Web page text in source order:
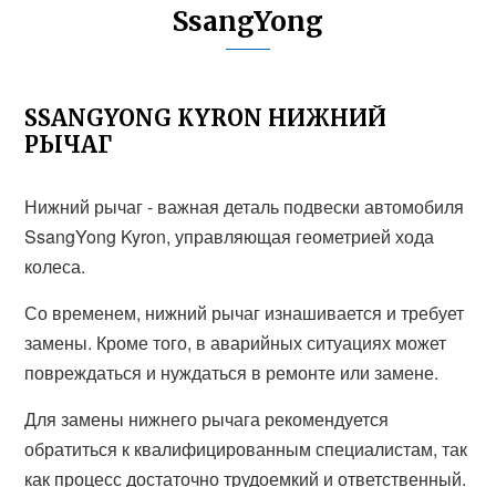
SsangYong
SSANGYONG KYRON НИЖНИЙ
РЫЧАГ
Нижний рычаг - важная деталь подвески автомобиля
SsangYong Kyron, управляющая геометрией хода
колеса.
Со временем, нижний рычаг изнашивается и требует
замены. Кроме того, в аварийных ситуациях может
повреждаться и нуждаться в ремонте или замене.
Для замены нижнего рычага рекомендуется
обратиться к квалифицированным специалистам, так
как процесс достаточно трудоемкий и ответственный.